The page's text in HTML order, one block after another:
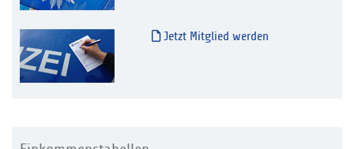
Jetzt Mitglied werden